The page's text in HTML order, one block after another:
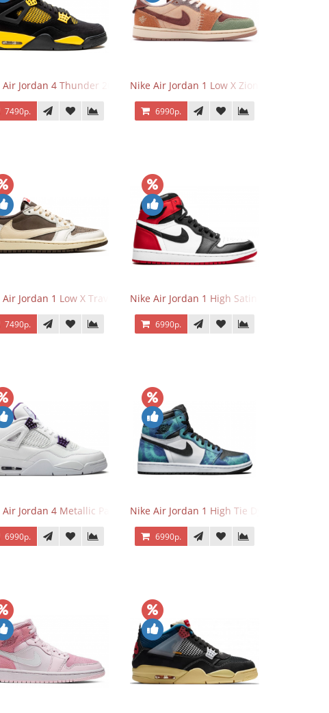
Jordan 4 Thunder 2023
7490р.
Nike Air Jordan 1 Low X Zion Williamson
6990р.
Air Jordan 1 Low X Travis Scott Reverse Mocha
7490р.
Nike Air Jordan 1 High Satin Black Toe
6990р.
Air Jordan 4 Metallic Pack Purple
6990р.
Nike Air Jordan 1 High Tie Dye
6990р.